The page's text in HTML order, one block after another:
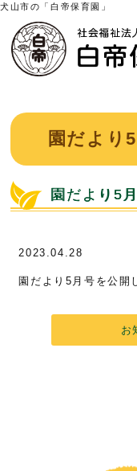
犬山市の「白帝保育園」
園だより
園だより5
2023.04.28
園だより5月号を公開
お